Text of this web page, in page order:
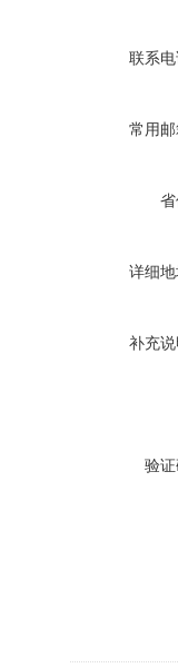
联系电
常用邮
省
详细地
补充说
验证